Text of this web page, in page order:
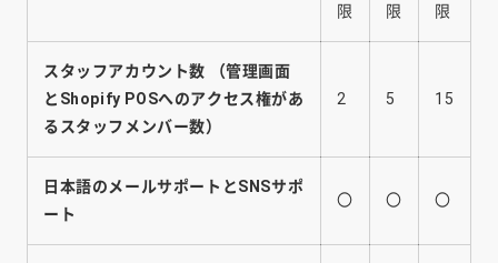
限
限
限
スタッフアカウント数
（管理画面
とShopify POSへのアクセス権があ
るスタッフメンバー数）
2 5 15
日本語のメールサポートとSNSサポ
ート
〇 〇 〇